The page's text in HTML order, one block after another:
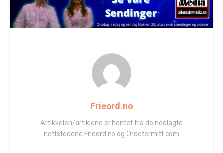
Frieord.no
Artikkelen/artiklene er hentet fra de nedlagte
nettstedene Frieord.no og Ordetermitt.com